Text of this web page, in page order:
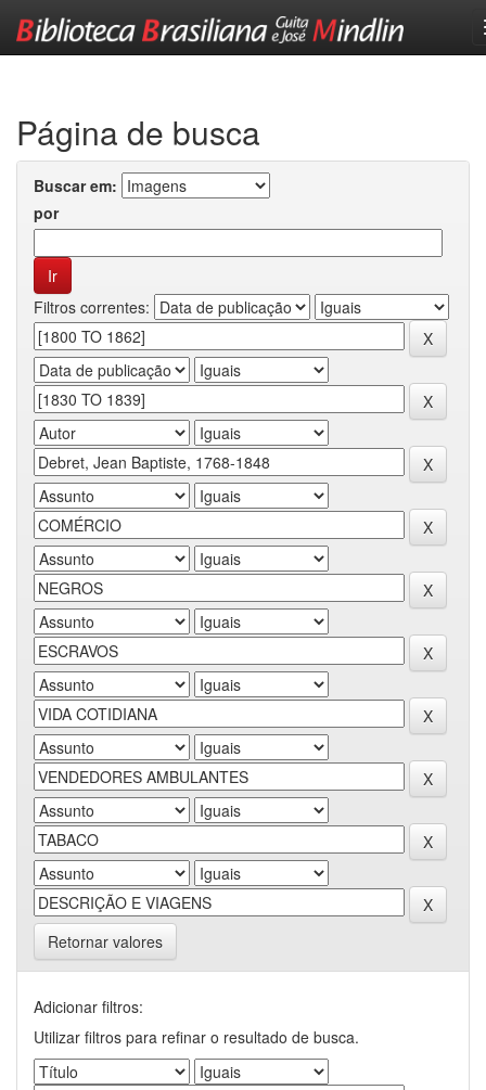
Página de busca
Buscar em:
por
Filtros correntes:
Retornar valores
Adicionar filtros:
Utilizar filtros para refinar o resultado de busca.